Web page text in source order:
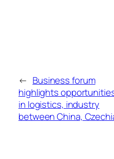
← Business forum
highlights
in logistics, industry
between China,